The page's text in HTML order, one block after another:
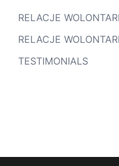
RELACJE
RELACJE
TESTIMONIALS